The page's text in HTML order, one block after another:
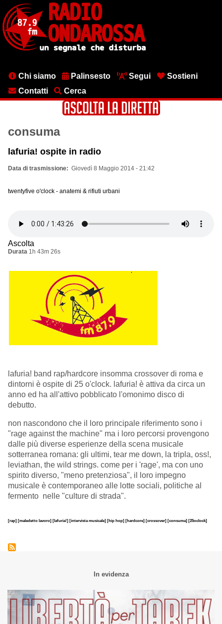
contenuto
principale
MenuChi siamo Palinsesto Segui
Sostieni
Contatti
Cerca
consuma
lafuria! ospite in radio
Data di trasmissione Giovedì 8 Maggio 2014 - 21:42
twentyfive o'clock - anatemi & rifiuti urbani
Ascolta
Durata 1h 43m 26s
lafuria! band rap/hardcore insomma crossover di roma e
dintorni è ospite di 25 o'clock. lafuria! è attiva da circa un
anno ed ha all'attivo pobblicato l'omonimo disco di
debutto.
non nascondono che il loro principale riferimento sono i
"rage against the machine" ma i loro percorsi provengono
dalle più diverse esperienze della scena musicale
sotterranea romana: gli ultimi, tear me down, la tripla, oss!,
leviathan, the wild strings. come per i 'rage', ma con uno
spirito diverso, "meno pretenziosa", il loro impegno
musicale è contemporaneo alle lotte sociali, politiche al
fermento nelle "culture di strada".
[rap] [maledetto lavoro] [lafuria!] [intervista musicale] [hip hop] [hardcore] [crossover] [consuma] [25oclock]
In evidenza